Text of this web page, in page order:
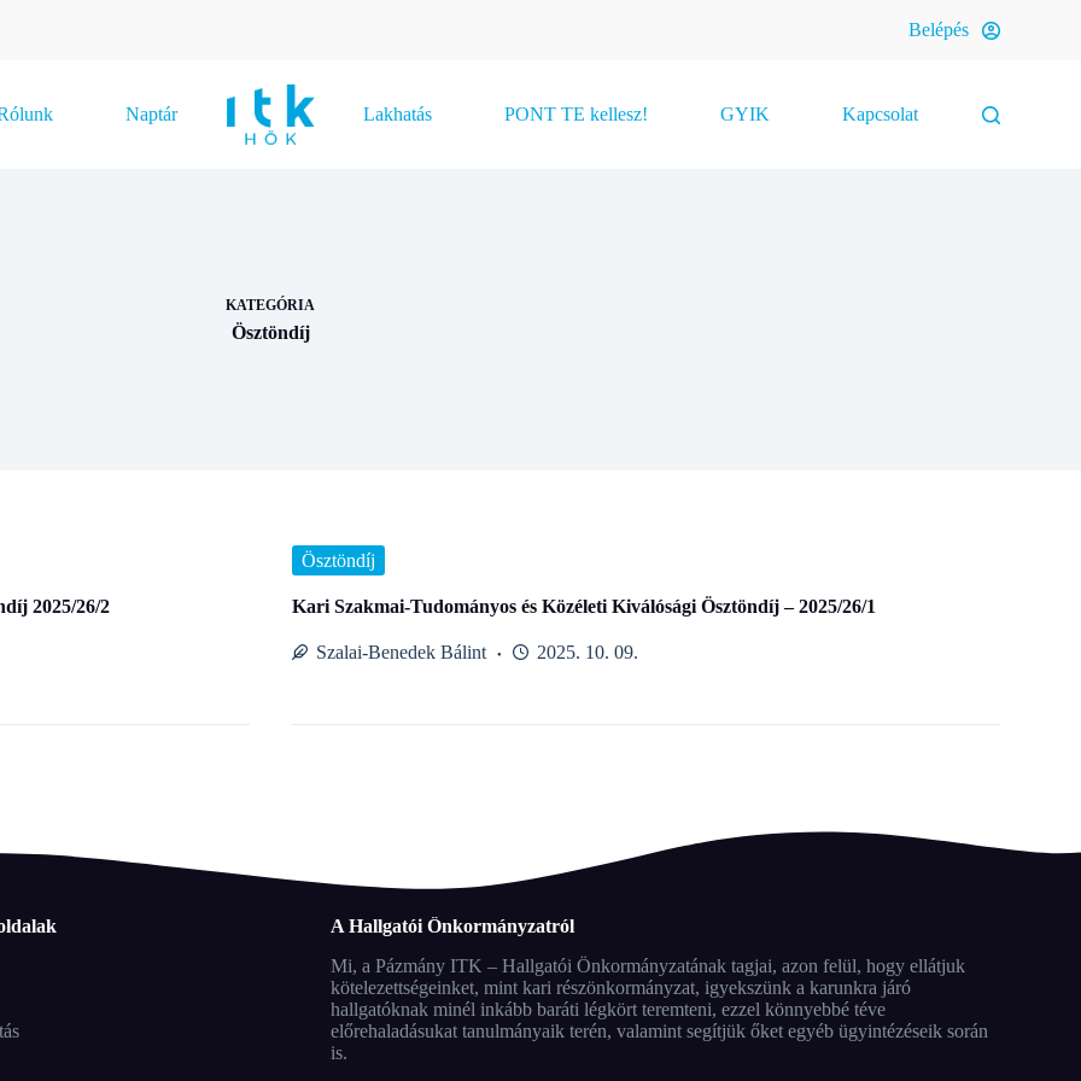
Belépés
Naptár Lakhatás PONT TE kellesz! GYIK Kapcsolat
KATEGÓRIA
Ösztöndíj
2025/26/2
Ösztöndíj
Kari Szakmai-Tudományos és Közéleti Kiválósági Ösztöndíj – 2025/26/1
Szalai-Benedek Bálint 2025. 10. 09.
A Hallgatói Önkormányzatról
Mi, a Pázmány ITK – Hallgatói Önkormányzatának tagjai, azon felül, hogy ellátjuk
kötelezettségeinket, mint kari részönkormányzat, igyekszünk a karunkra járó
hallgatóknak minél inkább baráti légkört teremteni, ezzel könnyebbé téve
előrehaladásukat tanulmányaik terén, valamint segítjük őket egyéb ügyintézéseik során
is.